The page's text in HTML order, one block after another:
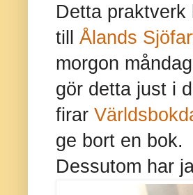
Detta
till Ålands
morgon
gör detta just i
firar
ge bort en bok.
Dessutom har